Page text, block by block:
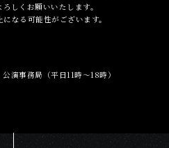
しくお願いいたします。
なる可能性がございます。
演事務局（平日11時〜18時）